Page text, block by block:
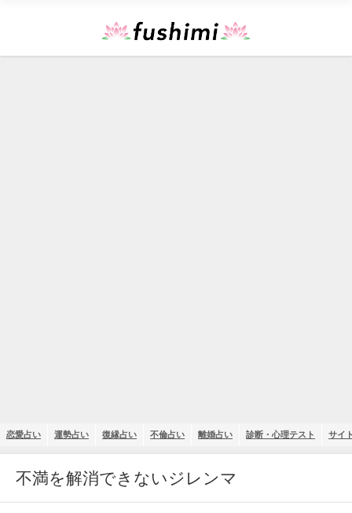
恋愛占い 運勢占い 復縁占い 不倫占い 離婚占い 診断・心理テスト サイ
不満を解消できないジレンマ